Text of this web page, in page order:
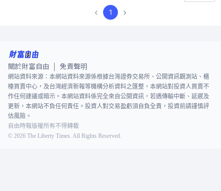
戶大驚「跌破千點」，不過也有投資人淡定「跌一千
1
關於財富自由 免責聲明
網站資料來源：本網站資料來源係根據台灣證券交易所、公開資訊觀測站、櫃
檯買賣中心，及台灣經濟新報等機構分析資料之匯整，本網站對投資人買賣不
作任何建議或暗示。本網站資料係完全來自公開資訊，若遇傳輸中斷、延遲及
更新，本網站不負任何責任。投資人對交易盈虧須自負全責，投資前請謹慎評
估風險。
自由時報版權所有不得轉載
© 2026 The Liberty Times. All Rights Reserved.